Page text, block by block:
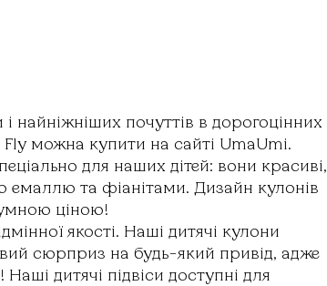
найніжніших почуттів в дорогоцінних
можна купити на сайті UmaUmi.
для наших дітей: вони красиві,
емаллю та фіанітами. Дизайн кулонів
ціною!
якості. Наші дитячі кулони
сюрприз на будь-який привід, адже
дитячі підвіси доступні для